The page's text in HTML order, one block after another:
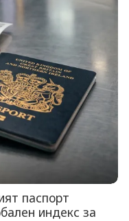
паспорт
индекс за